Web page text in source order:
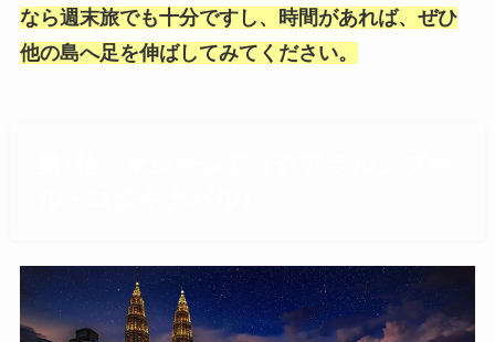
なら週末旅でも十分ですし、 時間があれば、ぜひ
他の島へ足を伸ばしてみてください。